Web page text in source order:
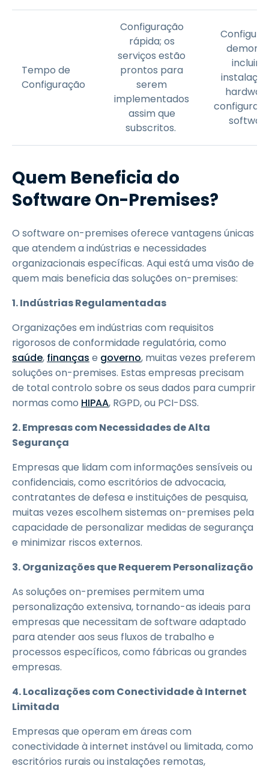
Tempo de
Configuração
Configuração
rápida; os
serviços estão
prontos para
serem
implementados
assim que
subscritos.
Quem Beneficia do
Software On-Premises?
O software on-premises oferece vantagens únicas
que atendem a indústrias e necessidades
organizacionais específicas. Aqui está uma visão de
quem mais beneficia das soluções on-premises:
1. Indústrias Regulamentadas
Organizações em indústrias com requisitos
rigorosos de conformidade regulatória, como
saúde, finanças e governo, muitas vezes preferem
soluções on-premises. Estas empresas precisam
de total controlo sobre os seus dados para cumprir
normas como HIPAA, RGPD, ou PCI-DSS.
2. Empresas com Necessidades de Alta
Segurança
Empresas que lidam com informações sensíveis ou
confidenciais, como escritórios de advocacia,
contratantes de defesa e instituições de pesquisa,
muitas vezes escolhem sistemas on-premises pela
capacidade de personalizar medidas de segurança
e minimizar riscos externos.
3. Organizações que Requerem Personalização
As soluções on-premises permitem uma
personalização extensiva, tornando-as ideais para
empresas que necessitam de software adaptado
para atender aos seus fluxos de trabalho e
processos específicos, como fábricas ou grandes
empresas.
4. Localizações com Conectividade à Internet
Limitada
Empresas que operam em áreas com
conectividade à internet instável ou limitada, como
escritórios rurais ou instalações remotas,